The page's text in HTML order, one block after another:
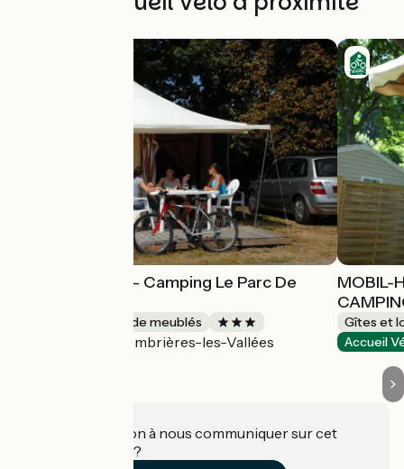
Bungalow Toilé - Camping Le Parc De
Gîtes et locations de meublés
Ambrières-les-Vallées
MOBIL-
Gîtes et
Accueil
Une information à nous communiquer sur cet
établissement ?